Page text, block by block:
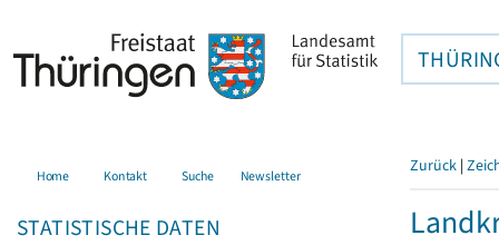
Home Kontakt Suche Newsletter
STATISTISCHE DATEN
Zurück |